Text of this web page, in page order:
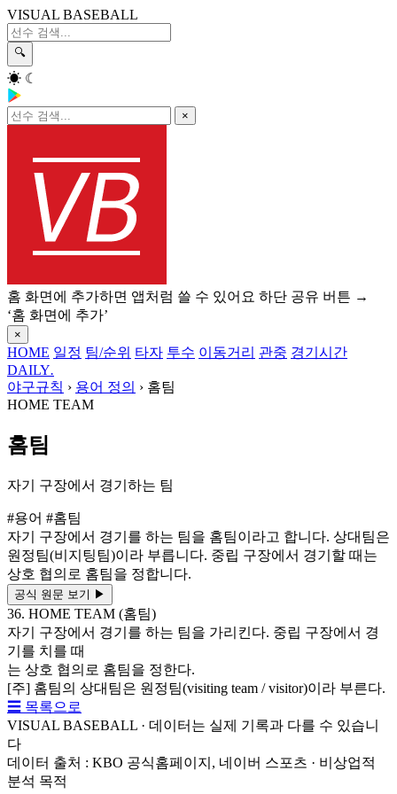
VISUAL BASEBALL
🔍
☀ ☾
×
홈 화면에 추가하면 앱처럼 쓸 수 있어요 하단 공유 버튼 →
‘홈 화면에 추가’
×
HOME 일정 팀/순위 타자 투수 이동거리 관중 경기시간
DAILY.
야구규칙 › 용어 정의 › 홈팀
HOME TEAM
홈팀
자기 구장에서 경기하는 팀
#용어 #홈팀
자기 구장에서 경기를 하는 팀을 홈팀이라고 합니다. 상대팀은
원정팀(비지팅팀)이라 부릅니다. 중립 구장에서 경기할 때는
상호 협의로 홈팀을 정합니다.
공식 원문 보기 ▶
36. HOME TEAM (홈팀)
자기 구장에서 경기를 하는 팀을 가리킨다. 중립 구장에서 경
기를 치를 때
는 상호 협의로 홈팀을 정한다.
[주] 홈팀의 상대팀은 원정팀(visiting team / visitor)이라 부른다.
☰ 목록으로
VISUAL BASEBALL · 데이터는 실제 기록과 다를 수 있습니
다
데이터 출처 : KBO 공식홈페이지, 네이버 스포츠 · 비상업적
분석 목적